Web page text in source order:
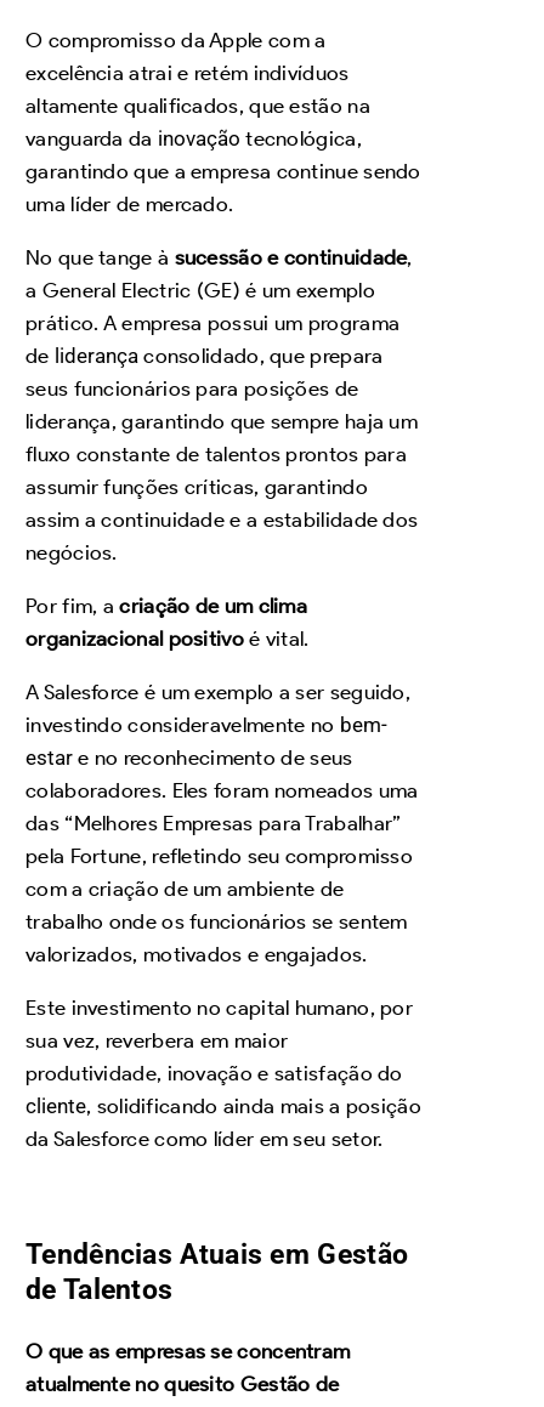
O compromisso da Apple com a
excelência atrai e retém indivíduos
altamente qualificados, que estão na
vanguarda da inovação tecnológica,
garantindo que a empresa continue sendo
uma líder de mercado.
No que tange à sucessão e continuidade,
a General Electric (GE) é um exemplo
prático. A empresa possui um programa
de liderança consolidado, que prepara
seus funcionários para posições de
liderança, garantindo que sempre haja um
fluxo constante de talentos prontos para
assumir funções críticas, garantindo
assim a continuidade e a estabilidade dos
negócios.
Por fim, acriação de um clima
organizacional positivoé vital.
A Salesforce é um exemplo a ser seguido,
investindo consideravelmente no bem-
estar e no reconhecimento de seus
colaboradores. Eles foram nomeados uma
das “Melhores Empresas para Trabalhar”
pela Fortune, refletindo seu compromisso
com a criação de um ambiente de
trabalho onde os funcionários se sentem
valorizados, motivados e engajados.
Este investimento no capital humano, por
sua vez, reverbera em maior
produtividade, inovação e satisfação do
cliente, solidificando ainda mais a posição
da Salesforce como líder em seu setor.
Tendências Atuais em Gestão
de Talentos
O que as empresas se concentram
atualmente no quesito Gestão de